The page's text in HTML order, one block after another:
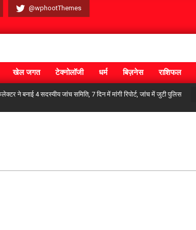
@wphootThemes
खेल जगत टेक्नोलॉजी धर्म बिज़नेस राशिफल
ने बनाई 4 सदस्यीय जांच समिति, 7 दिन में मांगी रिपोर्ट, जांच में जुटी पुलिस